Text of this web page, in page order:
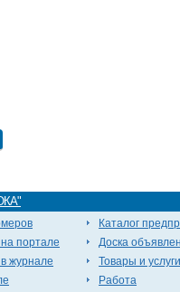
портале
журнале
Каталог
Доска
Товары и услуги
Работа